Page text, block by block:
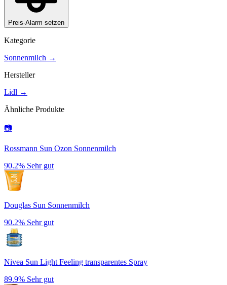
Preis-Alarm setzen
Kategorie
Sonnenmilch →
Hersteller
Lidl →
Ähnliche Produkte
📷
Rossmann Sun Ozon Sonnenmilch
90.2% Sehr gut
Douglas Sun Sonnenmilch
90.2% Sehr gut
Nivea Sun Light Feeling transparentes Spray
89.9% Sehr gut